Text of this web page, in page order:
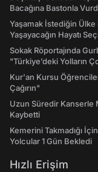
Bacağına Bastonla
Yaşamak İstediğin
Yaşayacağın Hayatı
Sokak Röportajında
"Türkiye’deki Yolların
Kur'an Kursu
Çağırın"
Uzun Süredir Kanserle
Kaybetti
Kemerini Takmadığı
Yolcular 1 Gün Bekledi
Hızlı Erişim